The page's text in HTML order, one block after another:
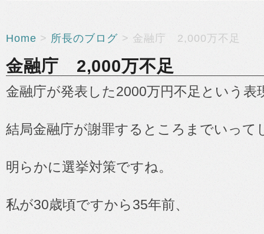
Home > 所長のブログ > 金融庁 2,000万不足
金融庁 2,000万不足
金融庁が発表した2000万円不足という表
結局金融庁が謝罪するところまでいって
明らかに選挙対策ですね。
私が30歳頃ですから35年前、